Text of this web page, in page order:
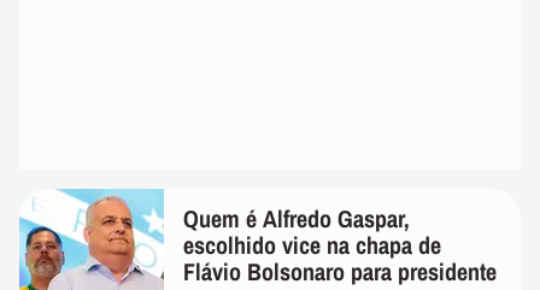
Quem é Alfredo Gaspar,
escolhido vice na chapa de
Flávio Bolsonaro para presidente